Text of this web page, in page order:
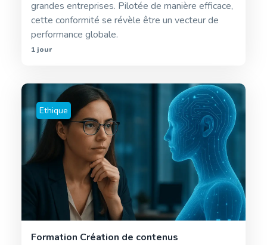
grandes entreprises. Pilotée de manière efficace,
cette conformité se révèle être un vecteur de
performance globale.
1 jour
Ethique
Formation Création de contenus